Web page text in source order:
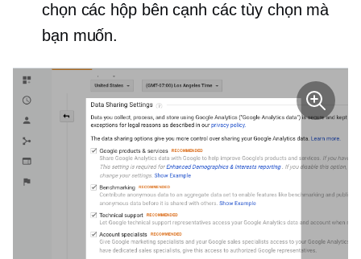
chọn các hộp bên cạnh các tùy chọn mà
bạn muốn.